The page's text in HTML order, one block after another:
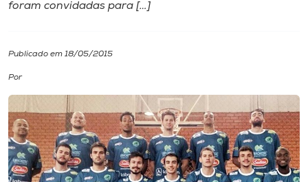
Cultura
CPA
foram convidadas para […]
Publicado em 18/05/2015
Por